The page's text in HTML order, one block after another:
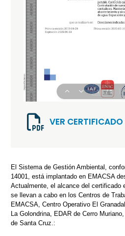
VER CERTIFICADO
El Sistema de Gestión Ambiental,
14001, está implantado en EMACSA
Actualmente, el alcance del certificado
se llevan a cabo en los Centros de
EMACSA, Centro Operativo El
La Golondrina, EDAR de Cerro
de Santa Cruz.: